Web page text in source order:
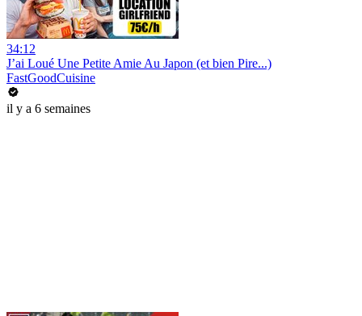
34:12
J’ai Loué Une Petite Amie Au Japon (et bien Pire...)
FastGoodCuisine
il y a 6 semaines